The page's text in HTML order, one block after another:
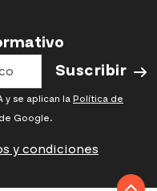
Suscribir
y se aplican laPolítica de
de Google.
y condiciones